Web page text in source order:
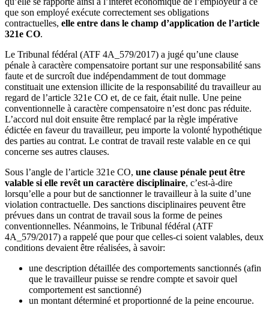
que son employé exécute correctement ses obligations
contractuelles, elle entre dans le champ d’application de l’article
321e CO.
Le Tribunal fédéral (ATF 4A_579/2017) a jugé qu’une clause
pénale à caractère compensatoire portant sur une responsabilité sans
faute et de surcroît due indépendamment de tout dommage
constituait une extension illicite de la responsabilité du travailleur au
regard de l’article 321e CO et, de ce fait, était nulle. Une peine
conventionnelle à caractère compensatoire n’est donc pas réduite.
L’accord nul doit ensuite être remplacé par la règle impérative
édictée en faveur du travailleur, peu importe la volonté hypothétique
des parties au contrat. Le contrat de travail reste valable en ce qui
concerne ses autres clauses.
Sous l’angle de l’article 321e CO, une clause pénale peut être
valable si elle revêt un caractère disciplinaire, c’est-à-dire
lorsqu’elle a pour but de sanctionner le travailleur à la suite d’une
violation contractuelle. Des sanctions disciplinaires peuvent être
prévues dans un contrat de travail sous la forme de peines
conventionnelles. Néanmoins, le Tribunal fédéral (ATF
4A_579/2017) a rappelé que pour que celles-ci soient valables, deux
conditions devaient être réalisées, à savoir:
une description détaillée des comportements sanctionnés (afin
que le travailleur puisse se rendre compte et savoir quel
comportement est sanctionné)
un montant déterminé et proportionné de la peine encourue.